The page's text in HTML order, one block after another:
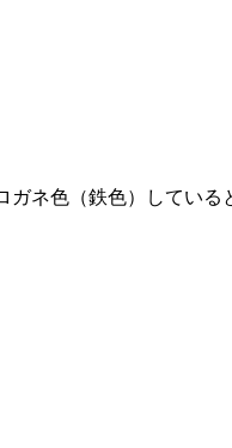
ネ色（鉄色）している